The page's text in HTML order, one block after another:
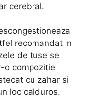
cerebral.
recomandat in
de tuse se
o compozitie
cu zahar si
loc calduros.